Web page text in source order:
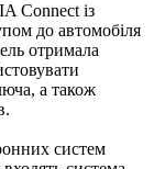
Connect із
до автомобіля
отримала
а також
систем